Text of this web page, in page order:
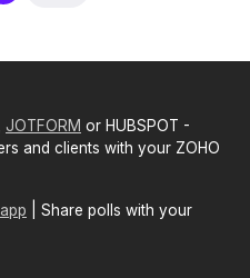
JOTFORM or HUBSPOT -
and clients with your ZOHO
| Share polls with your